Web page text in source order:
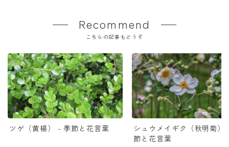
Recommend
こちらの記事もどうぞ
ツゲ（黄楊） - 季節と花言葉
シュウメイギク（秋明菊）
節と花言葉